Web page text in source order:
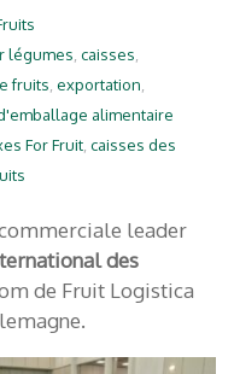
légumes caisses
fruits exportation
alimentaire
For Fruit caisses des
leader
des
de Fruit Logistica